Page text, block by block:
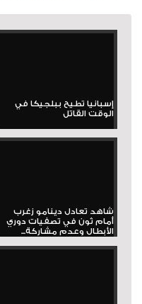
إسبانيا تطيح ببلجيكا في
الوقت القاتل
شاهد تعادل دينامو زغرب
أمام ثون في تصفيات دوري
الأبطال وعدم مشاركة...